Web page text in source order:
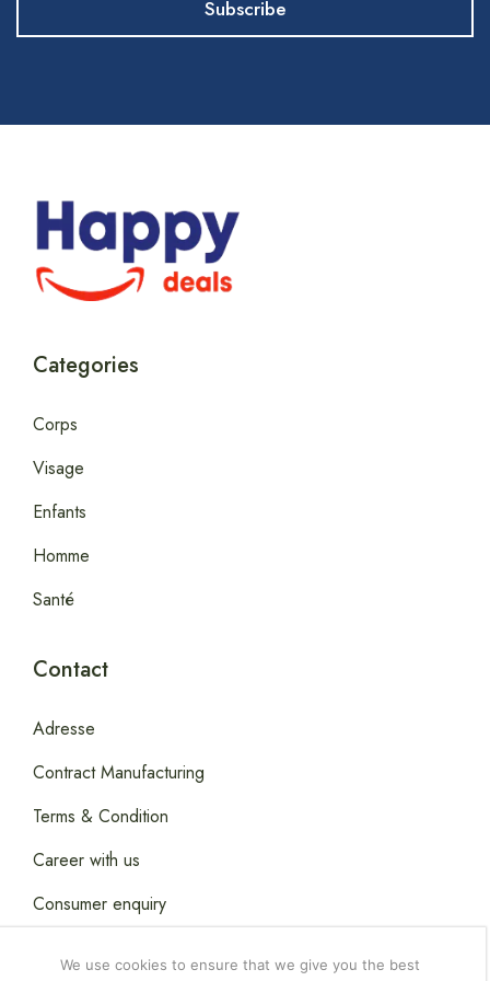
Categories
Corps
Visage
Enfants
Homme
Santé
Contact
Adresse
Contract Manufacturing
Terms & Condition
Career with us
Consumer enquiry
We use cookies to ensure that we give you the best